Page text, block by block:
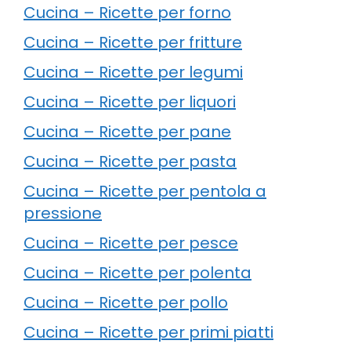
Cucina – Ricette per forno
Cucina – Ricette per fritture
Cucina – Ricette per legumi
Cucina – Ricette per liquori
Cucina – Ricette per pane
Cucina – Ricette per pasta
Cucina – Ricette per pentola a
pressione
Cucina – Ricette per pesce
Cucina – Ricette per polenta
Cucina – Ricette per pollo
Cucina – Ricette per primi piatti